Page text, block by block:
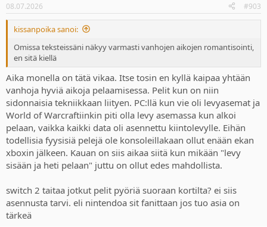
s
:
08.07.2026 #903
kissanpoika sanoi:
Omissa teksteissäni näkyy varmasti vanhojen aikojen romantisointi,
en sitä kiellä
Aika monella on tätä vikaa. Itse tosin en kyllä kaipaa yhtään
vanhoja hyviä aikoja pelaamisessa. Pelit kun on niin
sidonnaisia tekniikkaan liityen. PC:llä kun vie oli levyasemat ja
World of Warcraftiinkin piti olla levy asemassa kun alkoi
pelaan, vaikka kaikki data oli asennettu kiintolevylle. Eihän
todellisia fyysisiä pelejä ole konsoleillakaan ollut enään ekan
xboxin jälkeen. Kauan on siis aikaa siitä kun mikään "levy
sisään ja heti pelaan" juttu on ollut edes mahdollista.
switch 2 taitaa jotkut pelit pyöriä suoraan kortilta? ei siis
asennusta tarvi. eli nintendoa sit fanittaan jos tuo asia on
tärkeä